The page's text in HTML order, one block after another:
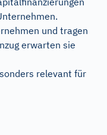
und tragen
erwarten sie
relevant für